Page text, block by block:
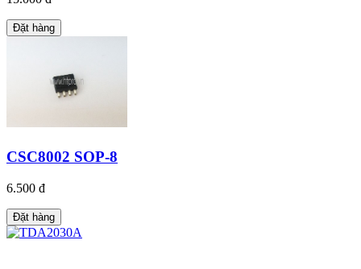
Đặt hàng
CSC8002 SOP-8
6.500 đ
Đặt hàng